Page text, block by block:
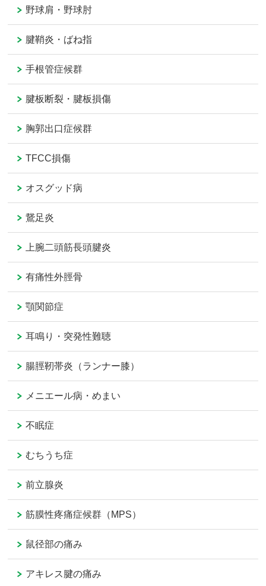
野球肩・野球肘
腱鞘炎・ばね指
手根管症候群
腱板断裂・腱板損傷
胸郭出口症候群
TFCC損傷
オスグッド病
鵞足炎
上腕二頭筋長頭腱炎
有痛性外脛骨
顎関節症
耳鳴り・突発性難聴
腸脛靭帯炎（ランナー膝）
メニエール病・めまい
不眠症
むちうち症
前立腺炎
筋膜性疼痛症候群（MPS）
鼠径部の痛み
アキレス腱の痛み